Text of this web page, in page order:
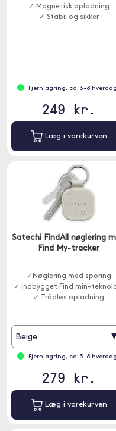
✓ Magnetisk opladning
✓ Stabil og sikker
Fjernlagring, ca. 3-8
249 kr.
Læg i varekurven
Satechi FindAll nøglering
Find My-tracker
✓Nøglering med sporing
✓ Indbygget Find min-
✓ Trådløs opladning
Beige
Fjernlagring, ca. 3-8
279 kr.
Læg i varekurven